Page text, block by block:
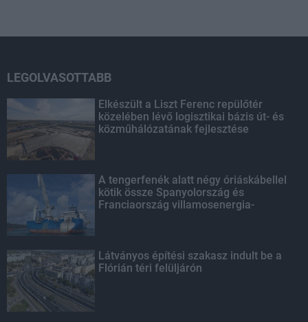
LEGOLVASOTTABB
Elkészült a Liszt Ferenc repülőtér
közelében lévő logisztikai bázis út- és
közműhálózatának fejlesztése
A tengerfenék alatt négy óriáskábellel
kötik össze Spanyolország és
Franciaország villamosenergia-
Látványos építési szakasz indult be a
Flórián téri felüljárón